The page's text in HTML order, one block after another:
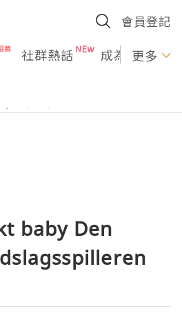
會員登記
社群熱話 成為U更多
baby Den